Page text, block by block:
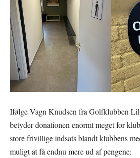
Ifølge Vagn Knudsen fra Golfklubben
betyder donationen enormt meget for
store frivillige indsats blandt klubbens
muligt at få endnu mere ud af pengene: